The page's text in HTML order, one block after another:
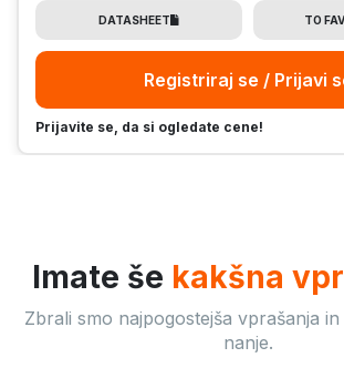
DATASHEET TO
Registriraj se / Prijavi
Prijavite se, da si ogledate cene!
Imate še kakšna
Zbrali smo najpogostejša vprašanja
nanje.